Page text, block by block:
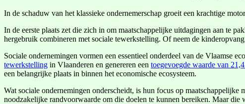
In de schaduw van het klassieke ondernemerschap groeit een krachtige
In de eerste plaats zet die zich in om maatschappelijke uitdagingen aan te
hergebruik combineren met sociale tewerkstelling. Of neem de
Sociale ondernemingen vormen een essentieel onderdeel van de Vlaamse
tewerkstelling in Vlaanderen en genereren een toegevoegde waarde van
een belangrijke plaats in binnen het economische ecosysteem.
Wat sociale ondernemingen onderscheidt, is hun focus op
noodzakelijke randvoorwaarde om die doelen te kunnen bereiken. Maar